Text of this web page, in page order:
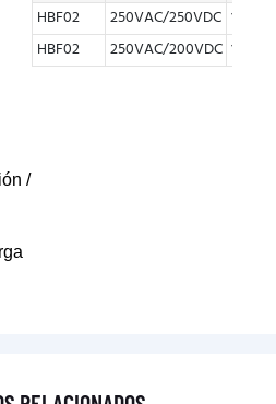
/
HBF02
250VAC/250VDC
HBF02
250VAC/200VDC